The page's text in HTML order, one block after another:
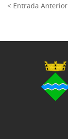
< Entrada Anterior